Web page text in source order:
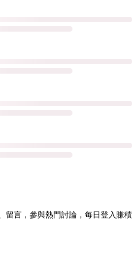
留言，參與熱門討論，每日登入賺積